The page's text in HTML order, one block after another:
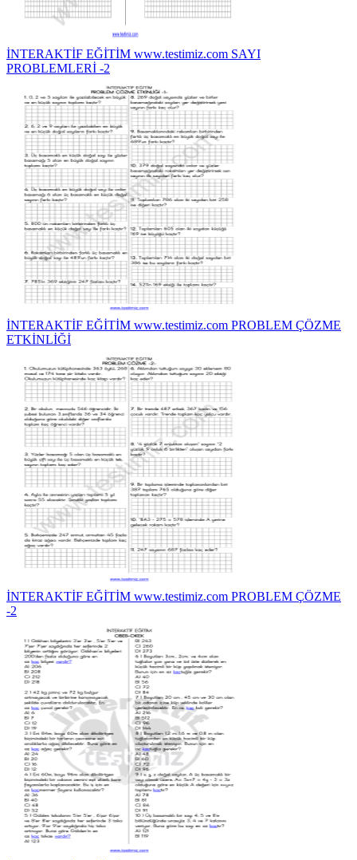
İNTERAKTİF EĞİTİM www.testimiz.com SAYI
PROBLEMLERİ -2
İNTERAKTİF EĞİTİM www.testimiz.com PROBLEM ÇÖZME
ETKİNLİĞİ
İNTERAKTİF EĞİTİM www.testimiz.com PROBLEM ÇÖZME
-2